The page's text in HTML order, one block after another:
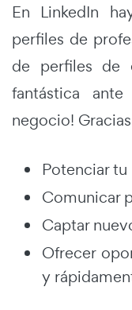
En LinkedIn
perfiles de
de perfiles de
fantástica
negocio!
Potenciar tu
Comunicar
Captar
Ofrecer
y